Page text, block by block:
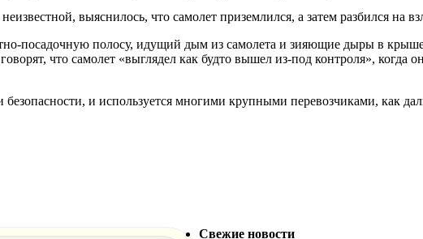
выяснилось, что самолет приземлился, а затем разбился на
посадочную полосу, идущий дым из самолета и зияющие дыры в крыше
что самолет «выглядел как будто вышел из-под контроля», когда
и используется многими крупными перевозчиками, как
Свежие новости